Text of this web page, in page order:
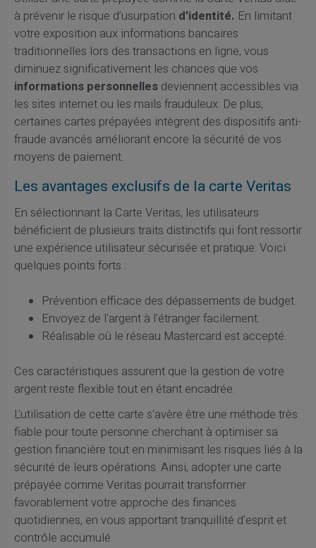
à prévenir le risque d’usurpation d’identité. En limitant
votre exposition aux informations bancaires
traditionnelles lors des transactions en ligne, vous
diminuez significativement les chances que vos
informations personnellesdeviennent accessibles via
les sites internet ou les mails frauduleux. De plus,
certaines cartes prépayées intègrent des dispositifs anti-
fraude avancés améliorant encore la sécurité de vos
moyens de paiement.
Les avantages exclusifs de la carte Veritas
En sélectionnant la Carte Veritas, les utilisateurs
bénéficient de plusieurs traits distinctifs qui font ressortir
une expérience utilisateur sécurisée et pratique. Voici
quelques points forts :
Prévention efficace des dépassements de budget.
Envoyez de l'argent à l'étranger facilement.
Réalisable où le réseau Mastercard est accepté.
Ces caractéristiques assurent que la gestion de votre
argent reste flexible tout en étant encadrée.
L'utilisation de cette carte s'avère être une méthode très
fiable pour toute personne cherchant à optimiser sa
gestion financière tout en minimisant les risques liés à la
sécurité de leurs opérations. Ainsi, adopter une carte
prépayée comme Veritas pourrait transformer
favorablement votre approche des finances
quotidiennes, en vous apportant tranquillité d'esprit et
contrôle accumulé.